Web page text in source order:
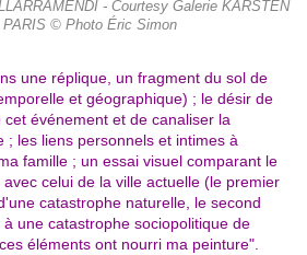
- Courtesy Galerie KARSTEN
PARIS © Photo Éric Simon
une réplique, un fragment du sol de
et géographique) ; le désir de
événement et de canaliser la
; les liens personnels et intimes à
famille ; un essai visuel comparant le
celui de la ville actuelle (le premier
catastrophe naturelle, le second
une catastrophe sociopolitique de
éléments ont nourri ma peinture".